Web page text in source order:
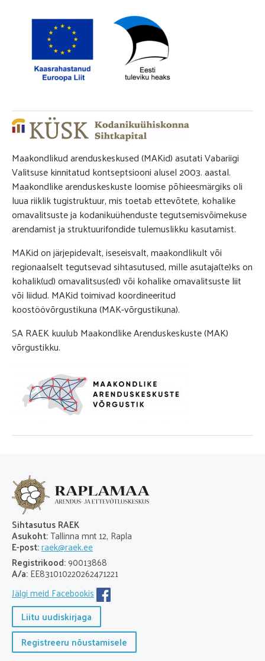
Maakondlikud arenduskeskused (MAKid) asutati Vabariigi
Valitsuse kinnitatud kontseptsiooni alusel 2003. aastal.
Maakondlike arenduskeskuste loomise põhieesmärgiks oli
luua riiklik tugistruktuur, mis toetab ettevõtete, kohalike
omavalitsuste ja kodanikuühenduste tegutsemisvõimekuse
arendamist ja struktuurifondide tulemuslikku kasutamist.
MAKid on järjepidevalt, iseseisvalt, maakondlikult või
regionaalselt tegutsevad sihtasutused, mille asutaja(te)ks on
kohalik(ud) omavalitsus(ed) või kohalike omavalitsuste liit
või liidud. MAKid toimivad koordineeritud
koostöövõrgustikuna (MAK-võrgustikuna).
SA RAEK kuulub Maakondlike Arenduskeskuste (MAK)
võrgustikku.
Sihtasutus RAEK
Asukoht:Tallinna mnt 12, Rapla
E-post:raek@raek.ee
Registrikood:90013868
A/a:EE831010220262471221
Jälgi meid Facebookis
Liitu uudiskirjaga
Registreeru nõustamisele